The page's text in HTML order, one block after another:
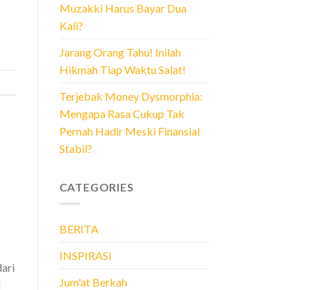
Muzakki Harus Bayar Dua
Kali?
Jarang Orang Tahu! Inilah
Hikmah Tiap Waktu Salat!
Terjebak Money Dysmorphia:
Mengapa Rasa Cukup Tak
Pernah Hadir Meski Finansial
Stabil?
CATEGORIES
BERITA
INSPIRASI
Jum'at Berkah